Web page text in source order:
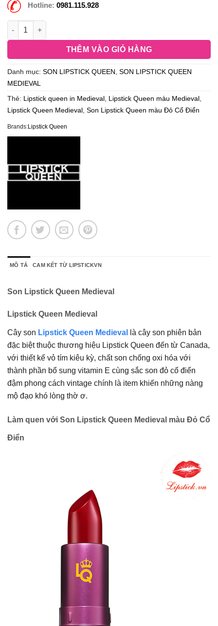
Hotline: 0981.115.928
THÊM VÀO GIỎ HÀNG
Danh mục: SON LIPSTICK QUEEN SON LIPSTICK QUEEN
MEDIEVAL
Thẻ: Lipstick queen in Medieval Lipstick Queen màu Medieval
Lipstick Queen Medieval Son Lipstick Queen màu Đỏ Cổ Điển
Brands:Lipstick Queen
MÔ TẢ CAM KẾT TỪ LIPSTICKVN
Son Lipstick Queen Medieval
Lipstick Queen Medieval
Cây son Lipstick Queen Medieval
là cây son phiên bản
đặc biệt thuộc thương hiệu Lipstick Queen đến từ Canada,
với thiết kế vỏ tím kiêu kỳ, chất son chống oxi hóa với
thành phần bổ sung vitamin E cùng sắc son đỏ cổ điển
đậm phong cách vintage chính là item khiến những nàng
mộ đạo khó lòng thờ ơ.
Làm quen với Son Lipstick Queen Medieval màu Đỏ Cổ
Điển